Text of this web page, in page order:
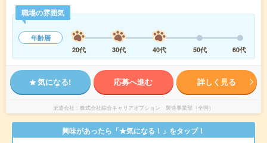
職場の雰囲気
年齢層
20代
30代 40代 50代 60代
気になる! 応募へ進む 詳しく見る
派遣会社 株式会社綜合キャリアオプション 製造事業部（全国）
興味があったら「★気になる！」をタップ！